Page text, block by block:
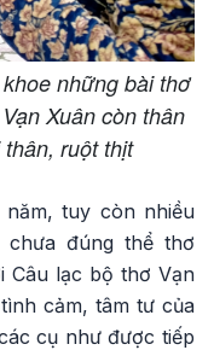
những bài thơ
Xuân còn thân
ruột thịt
tuy còn nhiều
đúng thể thơ
Câu lạc bộ thơ Vạn
cảm, tâm tư của
cụ như được tiếp